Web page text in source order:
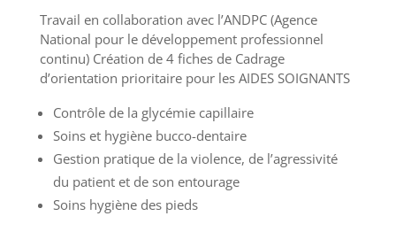
Travail en collaboration avec l’ANDPC (Agence
National pour le développement professionnel
continu) Création de 4 fiches de Cadrage
d’orientation prioritaire pour les AIDES SOIGNANTS
Contrôle de la glycémie capillaire
Soins et hygiène bucco-dentaire
Gestion pratique de la violence, de l’agressivité
du patient et de son entourage
Soins hygiène des pieds